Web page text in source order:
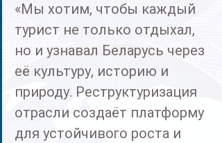
«Мы хотим, чтобы каждый
турист не только отдыхал,
но и узнавал Беларусь через
её культуру, историю и
природу. Реструктуризация
отрасли создаёт платформу
для устойчивого роста и